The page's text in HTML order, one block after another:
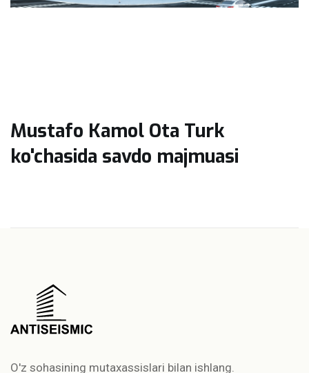
Mustafo Kamol Ota Turk
ko'chasida savdo majmuasi
O'z sohasining mutaxassislari bilan ishlang.